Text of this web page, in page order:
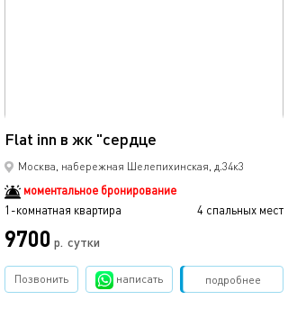
Flat inn в жк "сердце
Москва, набережная Шелепихинская, д.34к3
моментальное бронирование
1-комнатная квартира
4 спальных мест
9700 р. сутки
подробнее
Позвонить написать Забронировать